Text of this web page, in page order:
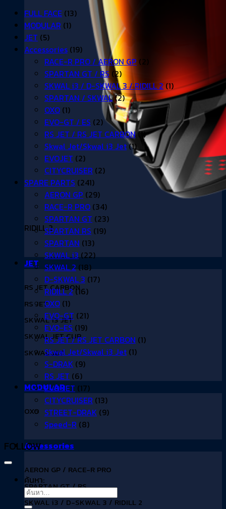
RIDILL 2
JET
RS JET CARBON
RS JET
SKWAL i3 JET
SKWAL JET CUP
SKWAL JET
MODULAR
OXO
Accessories
AERON GP / RACE-R PRO
SPARTAN GT / RS
SKWAL i3 / D-SKWAL 3 / RIDILL 2
FULL FACE (13)
MODULAR (1)
JET (5)
Accessories (19)
RACE-R PRO / AERON GP (2)
SPARTAN GT / RS (2)
SKWAL i3 / D-SKWAL 3 / RIDILL 2 (1)
SPARTAN / SKWAL(2)
OXO (1)
EVO-GT / ES (2)
RS JET / RS JET CARBON (1)
Skwal Jet/Skwal i3 Jet(1)
EVOJET (2)
CITYCRUISER (2)
SPARE PARTS (241)
AERON GP (29)
RACE-R PRO (34)
SPARTAN GT (23)
SPARTAN RS (19)
SPARTAN (13)
SKWAL i3 (22)
SKWAL 2 (18)
D-SKWAL 3 (17)
RIDILL 2 (16)
OXO (1)
EVO-GT (21)
EVO-ES (19)
RS JET / RS JET CARBON (1)
Skwal Jet/Skwal i3 Jet (1)
S-DRAK (9)
RS JET (6)
EVO JET (17)
CITYCRUISER (13)
STREET-DRAK (9)
Speed-R (8)
FOLLOW
ค้นหา: